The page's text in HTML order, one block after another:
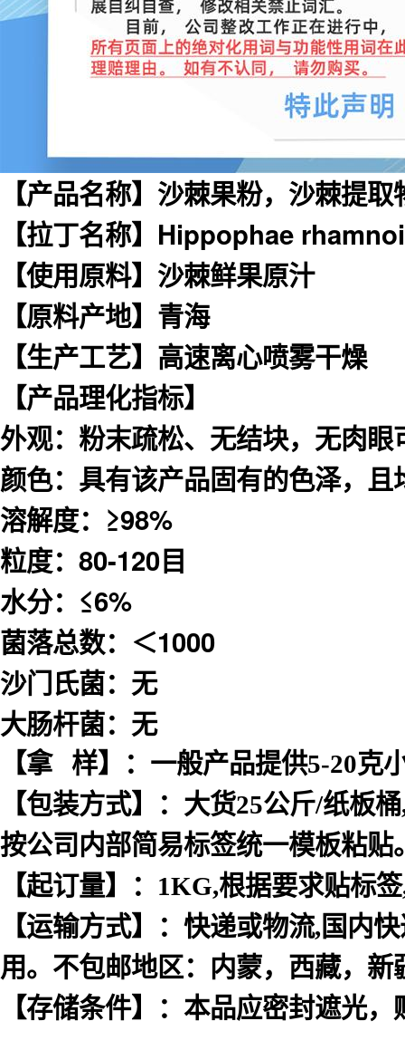
【产品名称】沙棘果粉，沙棘提取
【拉丁名称】Hippophae
【使用原料】沙棘鲜果原汁
【原料产地】青海
【生产工艺】高速离心喷雾干燥
【产品理化指标】
外观：粉末疏松、无结块，无肉眼
颜色：具有该产品固有的色泽，且
溶解度：≥98%
粒度：80-120目
水分：≤6%
菌落总数：＜1000
沙门氏菌：无
大肠杆菌：无
【拿 样】：一般产品提供5-20克
【包装方式】：大货25公斤/纸板
按公司内部简易标签统一模板粘贴
【起订量】：1KG,根据要求贴标
【运输方式】：快递或物流,国内
用。不包邮地区：内蒙，西藏，新
【存储条件】：本品应密封遮光